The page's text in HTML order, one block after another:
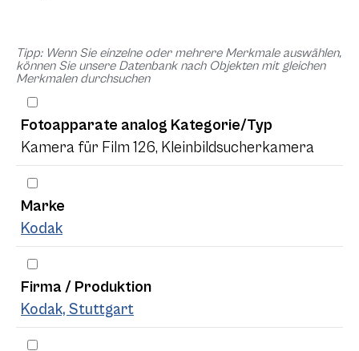
Tipp: Wenn Sie einzelne oder mehrere Merkmale auswählen,
können Sie unsere Datenbank nach Objekten mit gleichen
Merkmalen durchsuchen
Fotoapparate analog Kategorie/Typ
Kamera für Film 126, Kleinbildsucherkamera
Marke
Kodak
Firma / Produktion
Kodak, Stuttgart